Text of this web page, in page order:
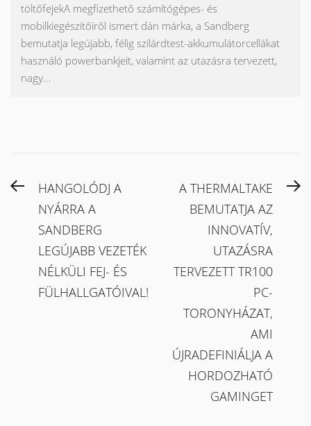
töltőfejekA megfizethető számítógépes- és
mobilkiegészítőiről ismert dán márka, a Sandberg
bemutatja legújabb, félig szilárdtest-akkumulátorcellákat
használó powerbankjeit, valamint az utazásra tervezett,
nagy...
Bejegyzés
navigáció
PreviousHANGOLÓDJ A
NYÁRRA A
SANDBERG
LEGÚJABB VEZETÉK
NÉLKÜLI FEJ- ÉS
FÜLHALLGATÓIVAL!
A THERMALTAKE
BEMUTATJA AZ
INNOVATÍV,
UTAZÁSRA
TERVEZETT TR100
PC-
TORONYHÁZAT,
AMI
ÚJRADEFINIÁLJA A
HORDOZHATÓ
GAMINGET